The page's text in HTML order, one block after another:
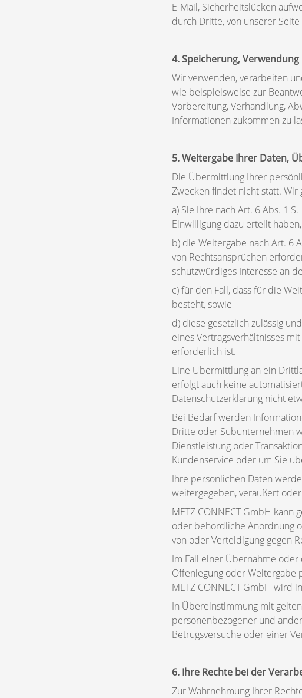
E-Mail, Sicherheitslücken
durch Dritte, von unserer
4. Speicherung,
Wir verwenden, verarbeiten
wie beispielsweise zur
Vorbereitung, Verhandlung,
Informationen zukommen zu
5. Weitergabe Ihrer Daten,
Die Übermittlung Ihrer
Zwecken findet nicht statt.
a) Sie Ihre nach Art. 6 Abs. 1
Einwilligung dazu erteilt haben,
b) die Weitergabe nach Art. 6
von Rechtsansprüchen
schutzwürdiges Interesse an
c) für den Fall, dass für die
besteht, sowie
d) diese gesetzlich zulässig
eines Vertragsverhältnisses
erforderlich ist.
Eine Übermittlung an ein
erfolgt auch keine
Datenschutzerklärung nicht
Bei Bedarf werden
Dritte oder Subunternehmen
Dienstleistung oder
Kundenservice oder um Sie
Ihre persönlichen Daten
weitergegeben, veräußert
METZ CONNECT GmbH
oder behördliche Anordnung
von oder Verteidigung gegen
Im Fall einer Übernahme
Offenlegung oder Weitergabe
METZ CONNECT GmbH wird
In Übereinstimmung mit
personenbezogener und
Betrugsversuche oder einer
6. Ihre Rechte bei der
Zur Wahrnehmung Ihrer